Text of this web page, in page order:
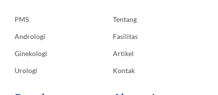
PMS
Andrologi
Ginekologi
Urologi
Tentang
Fasilitas
Artikel
Kontak